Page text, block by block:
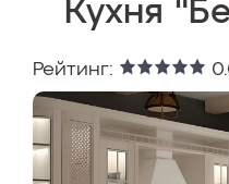
Кухня
Рейтинг: